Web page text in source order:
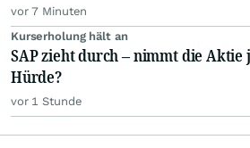
vor 7 Minuten
Kurserholung hält an
SAP zieht durch – nimmt die Aktie
Hürde?
vor 1 Stunde